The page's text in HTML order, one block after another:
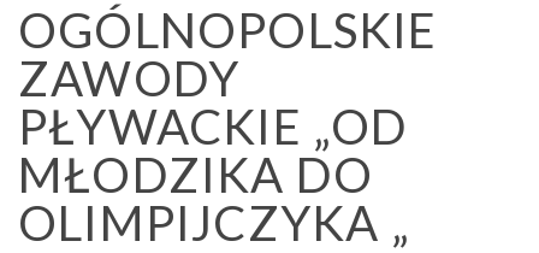
OGÓLNOPOLSKIE
ZAWODY
PŁYWACKIE „OD
MŁODZIKA DO
OLIMPIJCZYKA „